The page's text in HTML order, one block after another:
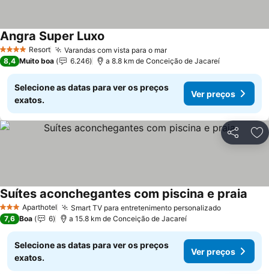
4 EstrelasResort Varandas com vista para o mar
Angra Super Luxo
8,4 Muito boa 6.246 a 8.8 km de Conceição de Jacareí
Selecione as datas para ver os preços
exatos.
Ver preços
Partilhar
3 EstrelasAparthotel Smart TV para entretenimento personalizado
Suítes aconchegantes com piscina e praia
7,6 Boa 6 a 15.8 km de Conceição de Jacareí
Selecione as datas para ver os preços
exatos.
Ver preços